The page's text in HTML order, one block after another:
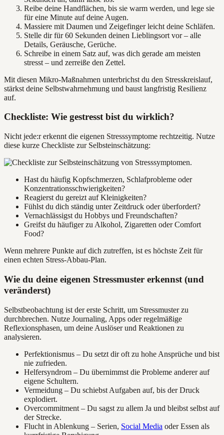
Reibe deine Handflächen, bis sie warm werden, und lege sie
für eine Minute auf deine Augen.
Massiere mit Daumen und Zeigefinger leicht deine Schläfen.
Stelle dir für 60 Sekunden deinen Lieblingsort vor – alle
Details, Geräusche, Gerüche.
Schreibe in einem Satz auf, was dich gerade am meisten
stresst – und zerreiße den Zettel.
Mit diesen Mikro-Maßnahmen unterbrichst du den Stresskreislauf,
stärkst deine Selbstwahrnehmung und baust langfristig Resilienz
auf.
Checkliste: Wie gestresst bist du wirklich?
Nicht jede:r erkennt die eigenen Stresssymptome rechtzeitig. Nutze
diese kurze Checkliste zur Selbsteinschätzung:
Hast du häufig Kopfschmerzen, Schlafprobleme oder
Konzentrationsschwierigkeiten?
Reagierst du gereizt auf Kleinigkeiten?
Fühlst du dich ständig unter Zeitdruck oder überfordert?
Vernachlässigst du Hobbys und Freundschaften?
Greifst du häufiger zu Alkohol, Zigaretten oder Comfort
Food?
Wenn mehrere Punkte auf dich zutreffen, ist es höchste Zeit für
einen echten Stress-Abbau-Plan.
Wie du deine eigenen Stressmuster erkennst (und
veränderst)
Selbstbeobachtung ist der erste Schritt, um Stressmuster zu
durchbrechen. Nutze Journaling, Apps oder regelmäßige
Reflexionsphasen, um deine Auslöser und Reaktionen zu
analysieren.
Perfektionismus – Du setzt dir oft zu hohe Ansprüche und bist
nie zufrieden.
Helfersyndrom – Du übernimmst die Probleme anderer auf
eigene Schultern.
Vermeidung – Du schiebst Aufgaben auf, bis der Druck
explodiert.
Overcommitment – Du sagst zu allem Ja und bleibst selbst auf
der Strecke.
Flucht in Ablenkung – Serien, Social Media oder Essen als